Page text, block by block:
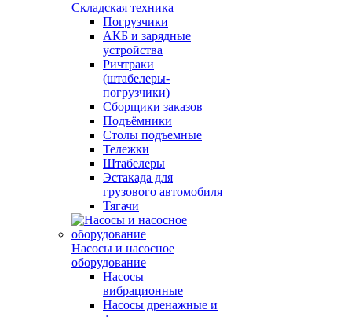
Складская техника
Погрузчики
АКБ и зарядные
устройства
Ричтраки
(штабелеры-
погрузчики)
Сборщики заказов
Подъёмники
Столы подъемные
Тележки
Штабелеры
Эстакада для
грузового автомобиля
Тягачи
Насосы и насосное
оборудование
Насосы
вибрационные
Насосы дренажные и